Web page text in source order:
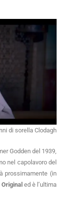
di sorella Clodagh
Godden del 1939,
nel capolavoro del
prossimamente (in
ed è l’ultima